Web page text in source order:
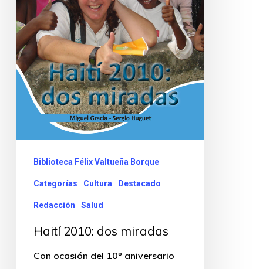
Biblioteca Félix Valtueña Borque
Categorías Cultura Destacado
Redacción Salud
Haití 2010: dos miradas
Con ocasión del 10º aniversario